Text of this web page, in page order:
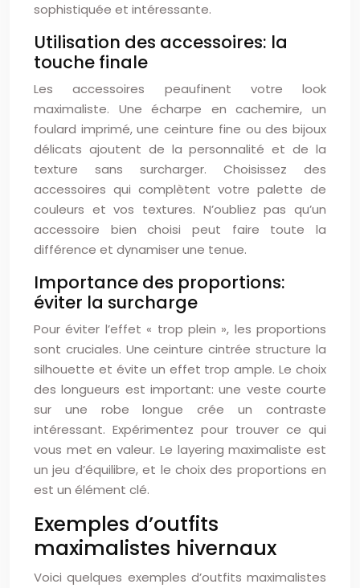
sophistiquée et intéressante.
Utilisation des accessoires: la
touche finale
Les accessoires peaufinent votre look
maximaliste. Une écharpe en cachemire, un
foulard imprimé, une ceinture fine ou des bijoux
délicats ajoutent de la personnalité et de la
texture sans surcharger. Choisissez des
accessoires qui complètent votre palette de
couleurs et vos textures. N’oubliez pas qu’un
accessoire bien choisi peut faire toute la
différence et dynamiser une tenue.
Importance des proportions:
éviter la surcharge
Pour éviter l’effet « trop plein », les proportions
sont cruciales. Une ceinture cintrée structure la
silhouette et évite un effet trop ample. Le choix
des longueurs est important: une veste courte
sur une robe longue crée un contraste
intéressant. Expérimentez pour trouver ce qui
vous met en valeur. Le layering maximaliste est
un jeu d’équilibre, et le choix des proportions en
est un élément clé.
Exemples d’outfits
maximalistes hivernaux
Voici quelques exemples d’outfits maximalistes